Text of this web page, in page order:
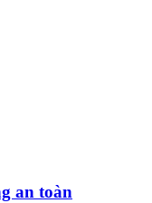
an toàn